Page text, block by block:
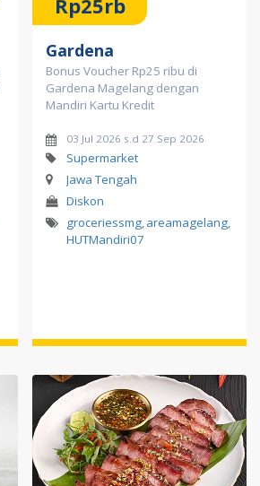
Rp25rb
Gardena
Bonus Voucher Rp25 ribu di
Gardena Magelang dengan
Mandiri Kartu Kredit
03 Jul 2026 s.d 27 Sep 2026
Supermarket
Jawa Tengah
Diskon
groceriessmg,areamagelang,
HUTMandiri07